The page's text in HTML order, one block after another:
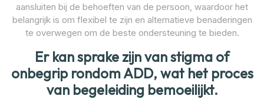
aansluiten bij de behoeften van de persoon, waardoor het
belangrijk is om flexibel te zijn en alternatieve benaderingen
te overwegen om de beste ondersteuning te bieden.
Er kan sprake zijn van stigma of
onbegrip rondom ADD, wat het proces
van begeleiding bemoeilijkt.